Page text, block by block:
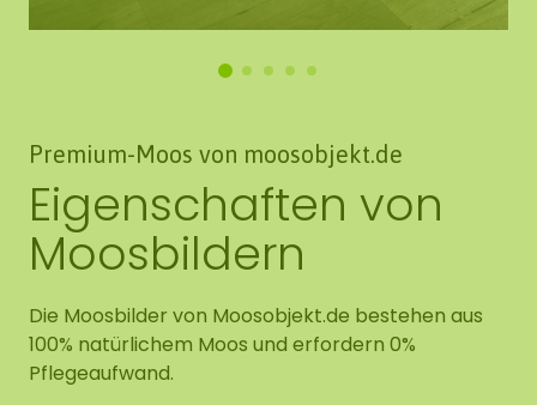
Premium-Moos von moosobjekt.de
Eigenschaften von
Moosbildern
Die Moosbilder von Moosobjekt.de bestehen aus
100% natürlichem Moos und erfordern 0%
Pflegeaufwand.